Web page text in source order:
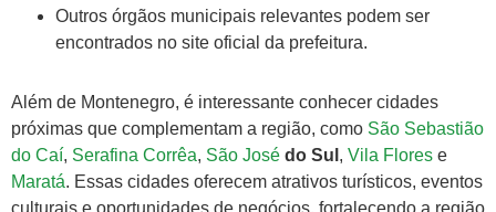
Outros órgãos municipais relevantes podem ser
encontrados no site oficial da prefeitura.
Além de Montenegro, é interessante conhecer cidades
próximas que complementam a região, como São Sebastião
do Caí, Serafina Corrêa, São José do Sul , Vila Flores e
Maratá. Essas cidades oferecem atrativos turísticos, eventos
culturais e oportunidades de negócios, fortalecendo a região